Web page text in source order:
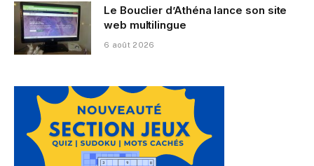
Le Bouclier d’Athéna lance son site
web multilingue
6 août 2026